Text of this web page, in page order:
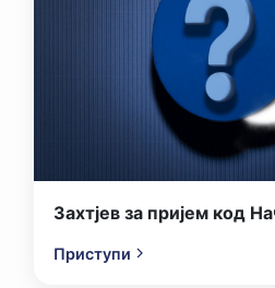
Захтјев за пријем код
Приступи